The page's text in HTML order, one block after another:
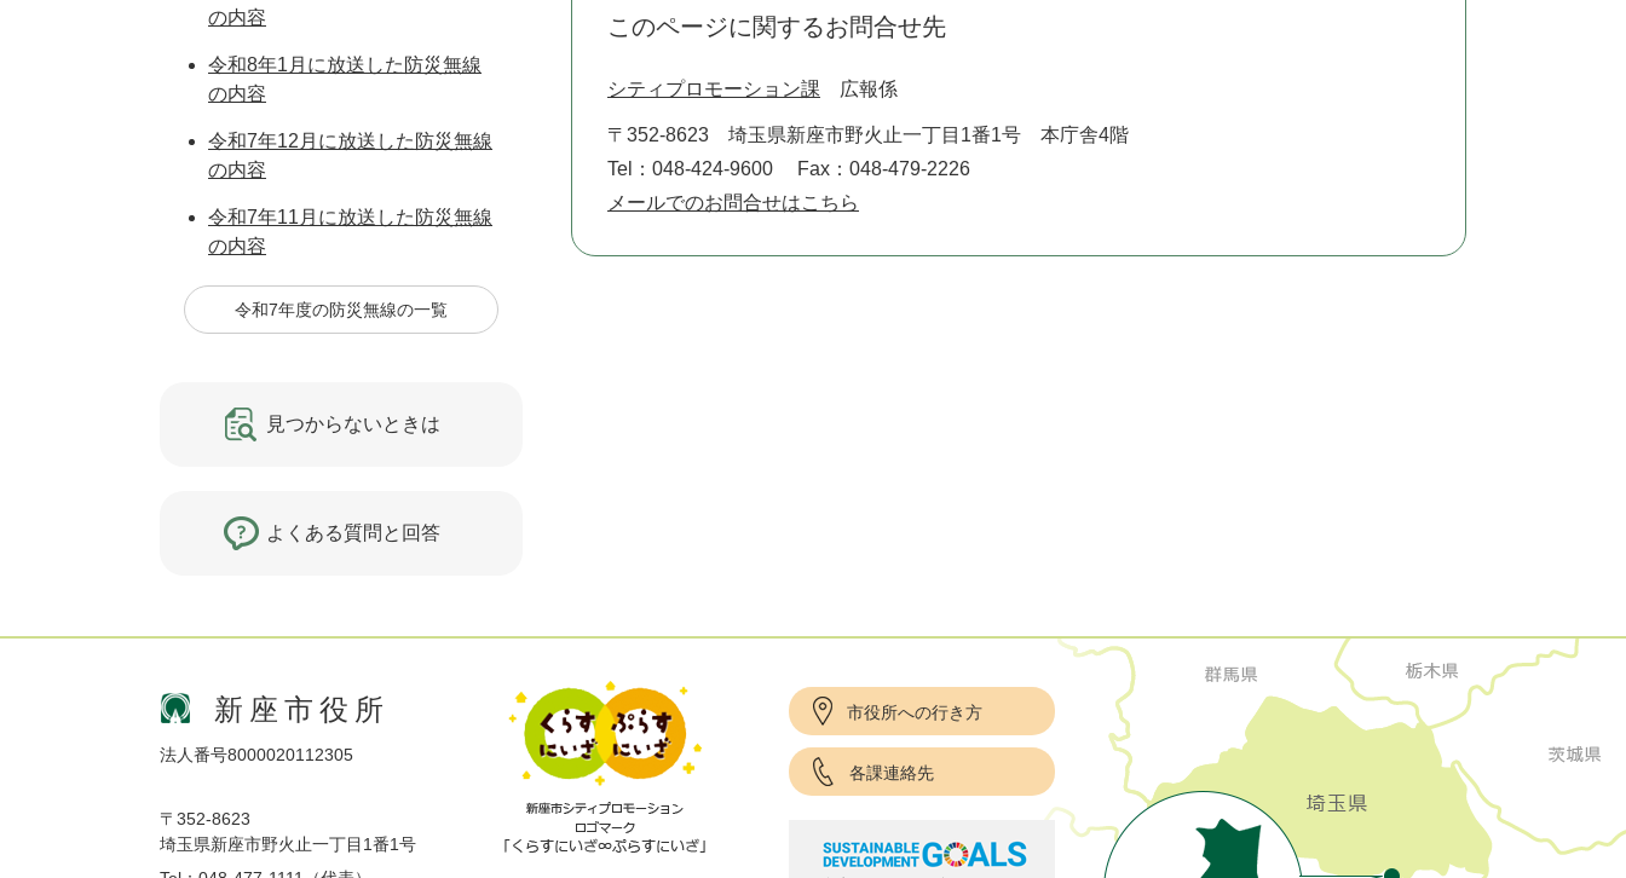
このページに関するお問合せ先
シティプロモーション課 広報係
〒352-8623
埼玉県新座市野火止一丁目1番1号 本庁舎4階
Tel：048-424-9600
Fax：048-479-2226
メールでのお問合せはこちら
の内容
令和8年1月に放送した防災無線
の内容
令和7年12月に放送した防災無線
の内容
令和7年11月に放送した防災無線
の内容
令和7年度の防災無線の一覧
見つからないときは
よくある質問と回答
新座市役所
法人番号8000020112305
〒352-8623
埼玉県新座市野火止一丁目1番1号
市役所への行き方
各課連絡先